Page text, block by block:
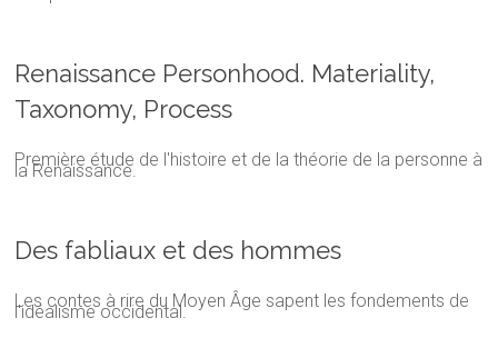
Renaissance Personhood. Materiality,
Taxonomy, Process
Première étude de l'histoire et de la théorie de la personne à
la Renaissance.
Des fabliaux et des hommes
Les contes à rire du Moyen Âge sapent les fondements de
l'idéalisme occidental.